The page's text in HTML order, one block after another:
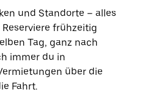
und Standorte – alles
frühzeitig
Tag, ganz nach
immer du in
über die
Fahrt.